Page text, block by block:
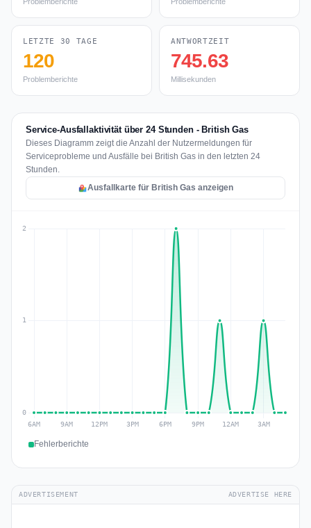
LETZTE 30 TAGE
120
Problemberichte
ANTWORTZEIT
745.63
Millisekunden
Service-Ausfallaktivität über 24 Stunden - British Gas
Dieses Diagramm zeigt die Anzahl der Nutzermeldungen für
Serviceprobleme und Ausfälle bei British Gas in den letzten 24
Stunden.
Ausfallkarte für British Gas anzeigen
Fehlerberichte
ADVERTISEMENT ADVERTISE HERE